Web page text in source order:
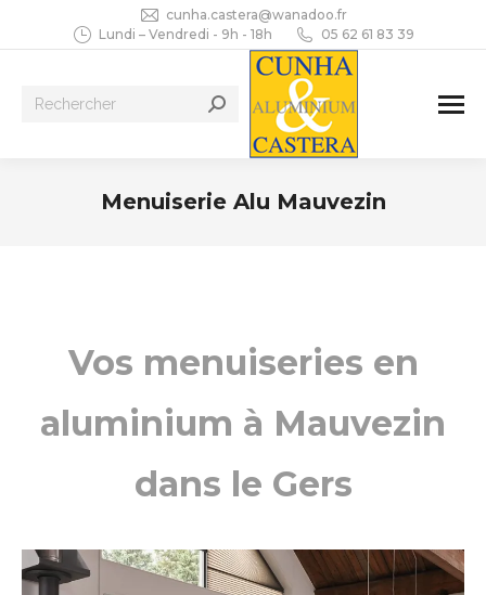
cunha.castera@wanadoo.fr
Lundi – Vendredi - 9h - 18h
05 62 61 83 39
Recherche
Menuiserie Alu Mauvezin
Vos menuiseries en
aluminium à Mauvezin
dans le Gers